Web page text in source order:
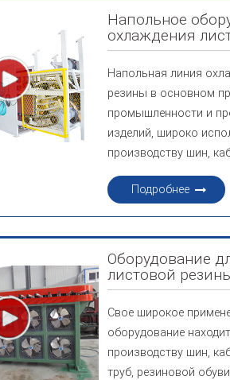
Напольное
охлаждения
Напольная линия
резины в основном
промышленности и
изделий, широко
производству шин,
Подробнее
Оборудование
листовой
Свое широкое
оборудование
производству шин,
труб, резиновой